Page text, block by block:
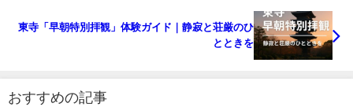
東寺「早朝特別拝観」体験ガイド｜静寂と荘厳のひ
とときを
おすすめの記事